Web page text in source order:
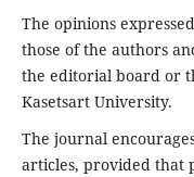
The opinions
those of the authors
the editorial board or
Kasetsart University.
The journal
articles, provided that